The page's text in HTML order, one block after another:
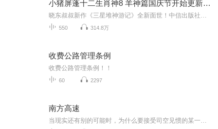
小猪屏蓬十二生肖神8 羊神篇国庆节开始更新啦！
550 314.8万
收费公路管理条例
收费公路管理条例！！
60 2297
南方高速